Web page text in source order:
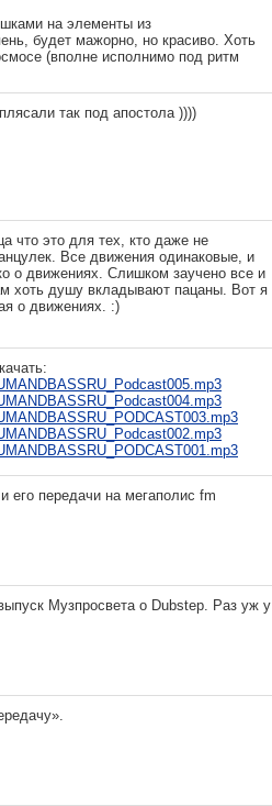
на элементы из
будет мажорно, но красиво. Хоть
(вполне исполнимо под ритм
так под апостола ))))
что это для тех, кто даже не
Все движения одинаковые, и
о движениях. Слишком заучено все и
хоть душу вкладывают пацаны. Вот я
о движениях. :)
его передачи на мегаполис fm
Музпросвета о Dubstep. Раз уж у